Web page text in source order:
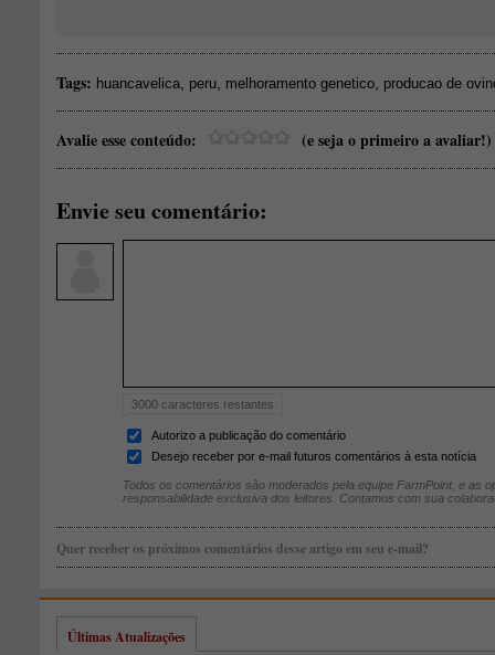
Tags: huancavelica peru melhoramento genetico producao de
Avalie esse conteúdo: (e seja o primeiro a avaliar!)
Envie seu comentário:
3000 caracteres restantes
Autorizo a publicação do comentário
Desejo receber por e-mail futuros comentários à esta notícia
Todos os comentários são moderados pela equipe FarmPoint, e as
responsabilidade exclusiva dos leitores. Contamos com sua
Quer receber os próximos comentários desse artigo em seu e-mail?
Últimas Atualizações